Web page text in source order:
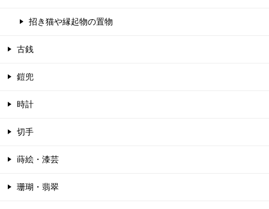
招き猫や縁起物の置物
古銭
鎧兜
時計
切手
蒔絵・漆芸
珊瑚・翡翠